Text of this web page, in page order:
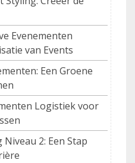
Evenementen
van Events
Een Groene
Logistiek voor
2: Een Stap